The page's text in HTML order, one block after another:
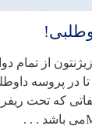
از تمام
در پروسه
می باشد . . .